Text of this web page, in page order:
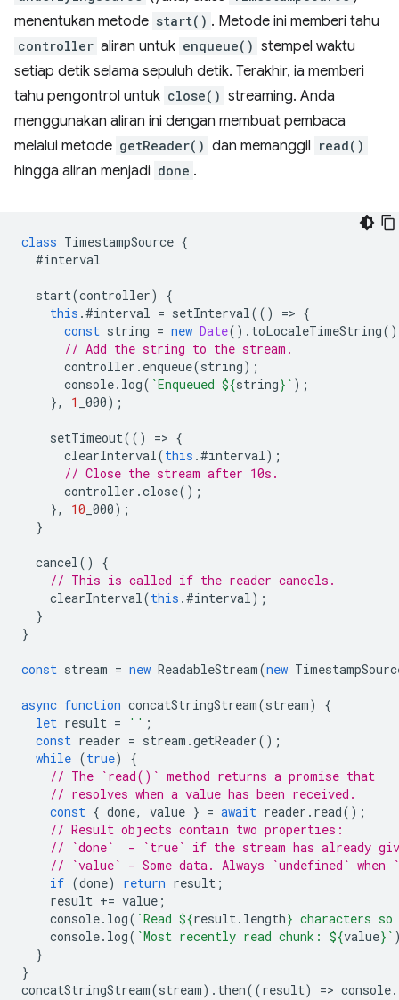
menentukan metode start() . Metode ini memberi tahu
controller aliran untuk enqueue() stempel waktu
setiap detik selama sepuluh detik. Terakhir, ia memberi
tahu pengontrol untuk close() streaming. Anda
menggunakan aliran ini dengan membuat pembaca
melalui metode getReader() dan memanggil read()
hingga aliran menjadi done .
class TimestampSource {
#interval
start(controller)
{
this .#interval = setInterval(() => {
const string = new Date(). toLocaleTimeString
// Add the string to the stream.
controller . enqueue(string);
console. log( `Enqueued ${string} ` );
},
1 _000);
setTimeout(() => {
clearInterval(this .#interval);
// Close the stream after 10s.
controller .close();
},
10 _000);
}
cancel()
{
// This is called if the reader cancels.
clearInterval(this .#interval);
}
}
const stream = new ReadableStream(new
async function concatStringStream(stream)
{
let result = '' ;
const reader = stream .getReader();
while (true)
{
// The `read()` method returns a promise that
// resolves when a value has been received.
const { done, value } = await reader . read();
// Result objects contain two properties:
// `done`  - `true` if the stream has already
// `value` - Some data. Always `undefined`
if (done) return result ;
result += value ;
console. log( `Read ${result. length} characters
console. log( `Most recently read chunk: ${value} `
}
}
concatStringStream(stream). then((result) => console.